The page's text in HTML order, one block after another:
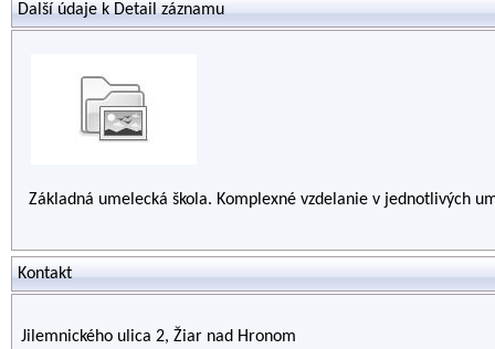
Další údaje k Detail záznamu
Základná umelecká škola. Komplexné vzdelanie v jednotlivých
Kontakt
Jilemnického ulica 2, Žiar nad Hronom